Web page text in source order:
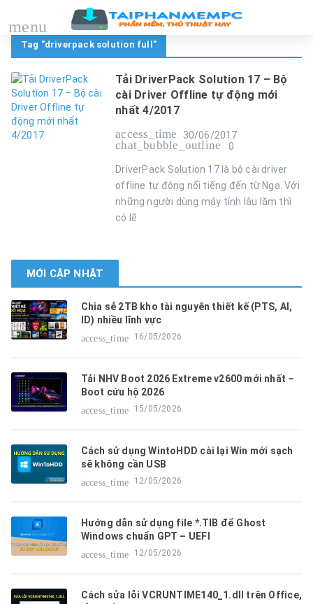
Tag "driverpack solution full"
Tải DriverPack Solution 17 – Bộ
cài Driver Offline tự động mới
nhất 4/2017
access_time
30/06/2017
chat_bubble_outline 0
DriverPack Solution 17 là bộ cài driver
offline tự động nổi tiếng đến từ Nga. Với
những người dùng máy tính lâu lăm thì
có lẽ
MỚI CẬP NHẬT
Chia sẻ 2TB kho tài nguyên thiết kế (PTS, AI,
ID) nhiều lĩnh vực
access_time
16/05/2026
Tải NHV Boot 2026 Extreme v2600 mới nhất –
Boot cứu hộ 2026
access_time
15/05/2026
Cách sử dụng WintoHDD cài lại Win mới sạch
sẽ không cần USB
access_time
12/05/2026
Hướng dẫn sử dụng file *.TIB để Ghost
Windows chuẩn GPT – UEFI
access_time
12/05/2026
Cách sửa lỗi VCRUNTIME140_1.dll trên Office,
menu